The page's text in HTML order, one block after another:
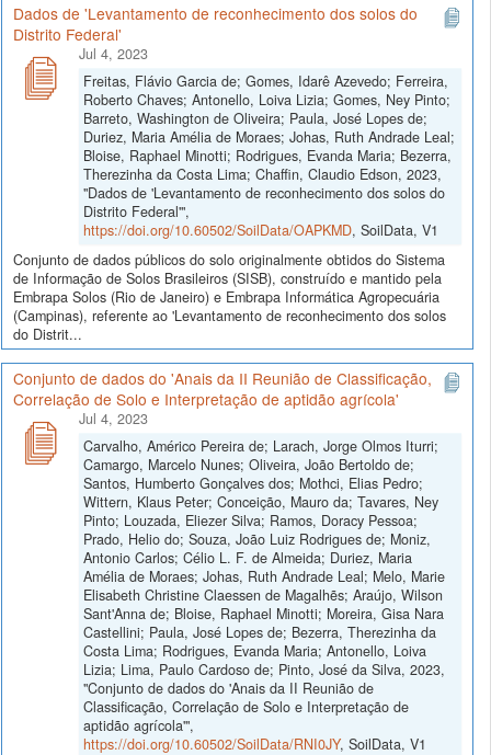
Dados de 'Levantamento de reconhecimento dos solos do
Distrito Federal'
Jul 4, 2023
Freitas, Flávio Garcia de; Gomes, Idarê Azevedo; Ferreira,
Roberto Chaves; Antonello, Loiva Lizia; Gomes, Ney Pinto;
Barreto, Washington de Oliveira; Paula, José Lopes de;
Duriez, Maria Amélia de Moraes; Johas, Ruth Andrade Leal;
Bloise, Raphael Minotti; Rodrigues, Evanda Maria; Bezerra,
Therezinha da Costa Lima; Chaffin, Claudio Edson, 2023,
"Dados de 'Levantamento de reconhecimento dos solos do
Distrito Federal'",
https://doi.org/10.60502/SoilData/OAPKMD, SoilData, V1
Conjunto de dados públicos do solo originalmente obtidos do Sistema
de Informação de Solos Brasileiros (SISB), construído e mantido pela
Embrapa Solos (Rio de Janeiro) e Embrapa Informática Agropecuária
(Campinas), referente ao 'Levantamento de reconhecimento dos solos
do Distrit...
Conjunto de dados do 'Anais da II Reunião de Classificação,
Correlação de Solo e Interpretação de aptidão agrícola'
Jul 4, 2023
Carvalho, Américo Pereira de; Larach, Jorge Olmos Iturri;
Camargo, Marcelo Nunes; Oliveira, João Bertoldo de;
Santos, Humberto Gonçalves dos; Mothci, Elias Pedro;
Wittern, Klaus Peter; Conceição, Mauro da; Tavares, Ney
Pinto; Louzada, Eliezer Silva; Ramos, Doracy Pessoa;
Prado, Helio do; Souza, João Luiz Rodrigues de; Moniz,
Antonio Carlos; Célio L. F. de Almeida; Duriez, Maria
Amélia de Moraes; Johas, Ruth Andrade Leal; Melo, Marie
Elisabeth Christine Claessen de Magalhẽs; Araújo, Wilson
Sant'Anna de; Bloise, Raphael Minotti; Moreira, Gisa Nara
Castellini; Paula, José Lopes de; Bezerra, Therezinha da
Costa Lima; Rodrigues, Evanda Maria; Antonello, Loiva
Lizia; Lima, Paulo Cardoso de; Pinto, José da Silva, 2023,
"Conjunto de dados do 'Anais da II Reunião de
Classificação, Correlação de Solo e Interpretação de
aptidão agrícola'",
https://doi.org/10.60502/SoilData/RNI0JY, SoilData, V1